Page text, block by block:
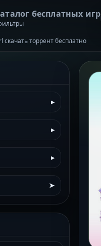
бесплатных игр
скачать торрент бесплатно
▸
▸
▸
➤